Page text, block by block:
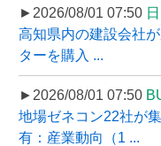
►2026/08/01 07:50
高知県内の建設会社
ターを購入 ...
►2026/08/01 07:50
地場ゼネコン22社が
有：産業動向（1 ...